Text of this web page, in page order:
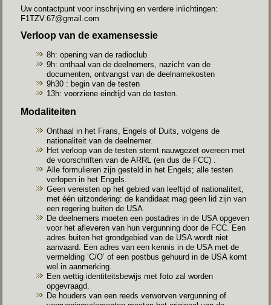
Uw contactpunt voor inschrijving en verdere inlichtingen:
F1TZV.67@gmail.com
Verloop van de examensessie
8h: opening van de radioclub
9h: onthaal van de deelnemers, nazicht van de
documenten, ontvangst van de deelnamekosten
9h30 : begin van de testen
13h: voorziene eindtijd van de testen.
Modaliteiten
Onthaal in het Frans, Engels of Duits, volgens de
nationaliteit van de deelnemer.
Het verloop van de testen stemt nauwgezet overeen met
de voorschriften van de ARRL (en dus de FCC) .
Alle formulieren zijn gesteld in het Engels; alle testen
verlopen in het Engels.
Geen vereisten op het gebied van leeftijd of nationaliteit,
met één uitzondering: de kandidaat mag geen lid zijn van
een regering buiten de USA.
De deelnemers moeten een postadres in de USA opgeven
voor het afleveren van hun vergunning door de FCC. Een
adres buiten het grondgebied van de USA wordt niet
aanvaard. Een adres van een kennis in de USA met de
vermelding ‘C/O’ of een postbus gehuurd in de USA komt
wel in aanmerking.
Een wettig identiteitsbewijs met foto zal worden
opgevraagd.
De houders van een reeds verworven vergunning of